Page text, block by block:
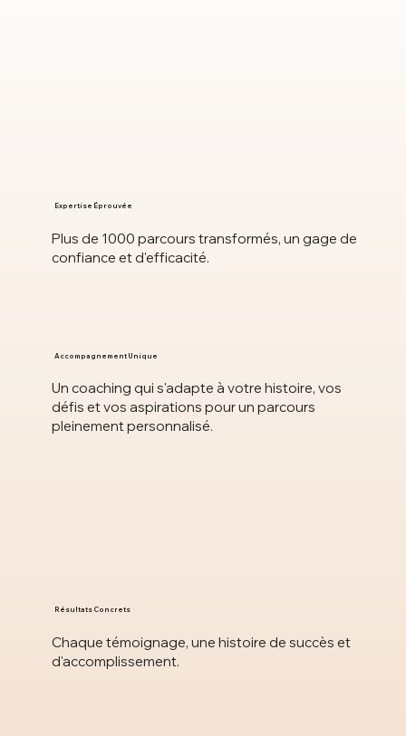
Plus de 1000 parcours transformés, un gage de
confiance et d'efficacité.
Expertise Éprouvée
Un coaching qui s'adapte à votre histoire, vos
défis et vos aspirations pour un parcours
pleinement personnalisé.
Accompagnement Unique
Chaque témoignage, une histoire de succès et
d'accomplissement.
Résultats Concrets